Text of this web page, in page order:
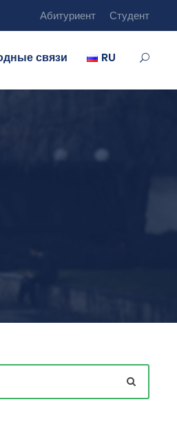
Абитуриент Студент
связи RU